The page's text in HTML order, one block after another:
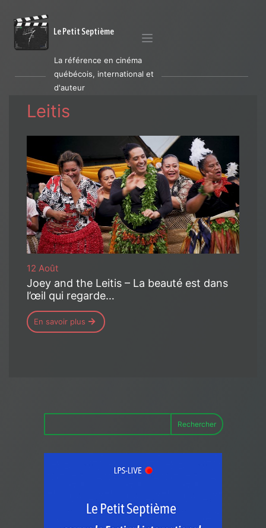
Le Petit Septième
La référence en cinéma
québécois, international et
d'auteur
Leitis
12 Août
Joey and the Leitis – La beauté est dans
l’œil qui regarde…
En savoir plus
Rechercher